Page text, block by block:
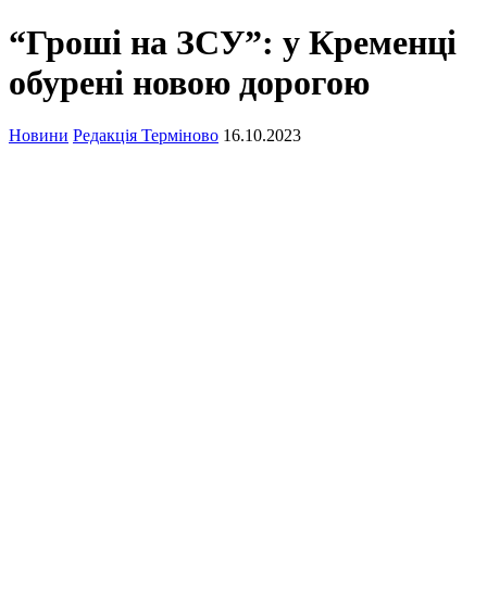
“Гроші на ЗСУ”: у Кременці
обурені новою дорогою
Новини Редакція Терміново 16.10.2023